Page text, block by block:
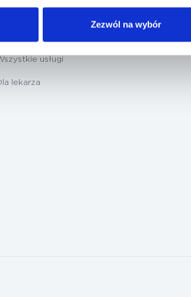
Zezwól na wybór
usługi
lekarza